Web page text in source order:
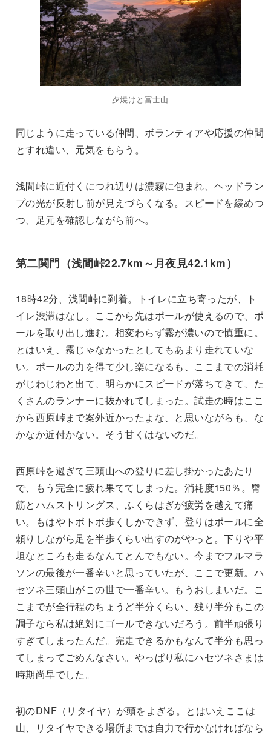
夕焼けと富士山
同じように走っている仲間、ボランティアや応援の仲間
とすれ違い、元気をもらう。
浅間峠に近付くにつれ辺りは濃霧に包まれ、ヘッドラン
プの光が反射し前が見えづらくなる。スピードを緩めつ
つ、足元を確認しながら前へ。
第二関門（浅間峠22.7km～月夜見42.1km）
18時42分、浅間峠に到着。トイレに立ち寄ったが、ト
イレ渋滞はなし。ここから先はポールが使えるので、ポ
ールを取り出し進む。相変わらず霧が濃いので慎重に。
とはいえ、霧じゃなかったとしてもあまり走れていな
い。ポールの力を得て少し楽になるも、ここまでの消耗
がじわじわと出て、明らかにスピードが落ちてきて、た
くさんのランナーに抜かれてしまった。試走の時はここ
から西原峠まで案外近かったよな、と思いながらも、な
かなか近付かない。そう甘くはないのだ。
西原峠を過ぎて三頭山への登りに差し掛かったあたり
で、もう完全に疲れ果ててしまった。消耗度150％。臀
筋とハムストリングス、ふくらはぎが疲労を越えて痛
い。もはやトボトボ歩くしかできず、登りはポールに全
頼りしながら足を半歩くらい出すのがやっと。下りや平
坦なところも走るなんてとんでもない。今までフルマラ
ソンの最後が一番辛いと思っていたが、ここで更新。ハ
セツネ三頭山がこの世で一番辛い。もうおしまいだ。こ
こまでが全行程のちょうど半分くらい、残り半分もこの
調子なら私は絶対にゴールできないだろう。前半頑張り
すぎてしまったんだ。完走できるかもなんて半分も思っ
てしまってごめんなさい。やっぱり私にハセツネさまは
時期尚早でした。
初のDNF（リタイヤ）が頭をよぎる。とはいえここは
山、リタイヤできる場所までは自力で行かなければなら